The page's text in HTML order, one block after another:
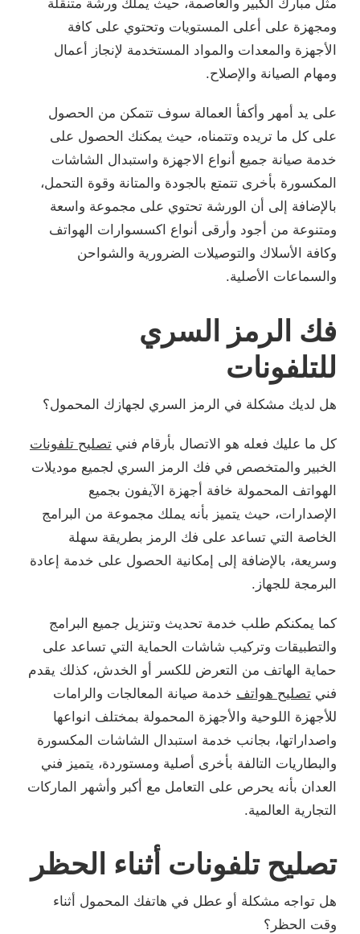
مثل مبارك الكبير والعاصمة، حيث يملك ورشة متنقلة
ومجهزة على أعلى المستويات وتحتوي على كافة
الأجهزة والمعدات والمواد المستخدمة لإنجاز أعمال
ومهام الصيانة والإصلاح.
على يد أمهر وأكفأ العمالة سوف تتمكن من الحصول
على كل ما تريده وتتمناه، حيث يمكنك الحصول على
خدمة صيانة جميع أنواع الاجهزة واستبدال الشاشات
المكسورة بأخرى تتمتع بالجودة والمتانة وقوة التحمل،
بالإضافة إلى أن الورشة تحتوي على مجموعة واسعة
ومتنوعة من أجود وأرقى أنواع اكسسوارات الهواتف
وكافة الأسلاك والتوصيلات الضرورية والشواحن
والسماعات الأصلية.
فك الرمز السري
للتلفونات
هل لديك مشكلة في الرمز السري لجهازك المحمول؟
كل ما عليك فعله هو الاتصال بأرقام فني تصليح تلفونات
الخبير والمتخصص في فك الرمز السري لجميع موديلات
الهواتف المحمولة خافة أجهزة الآيفون بجميع
الإصدارات، حيث يتميز بأنه يملك مجموعة من البرامج
الخاصة التي تساعد على فك الرمز بطريقة سهلة
وسريعة، بالإضافة إلى إمكانية الحصول على خدمة إعادة
البرمجة للجهاز.
كما يمكنكم طلب خدمة تحديث وتنزيل جميع البرامج
والتطبيقات وتركيب شاشات الحماية التي تساعد على
حماية الهاتف من التعرض للكسر أو الخدش، كذلك يقدم
فني تصليح هواتف خدمة صيانة المعالجات والرامات
للأجهزة اللوحية والأجهزة المحمولة بمختلف انواعها
واصداراتها، بجانب خدمة استبدال الشاشات المكسورة
والبطاريات التالفة بأخرى أصلية ومستوردة، يتميز فني
العدان بأنه يحرص على التعامل مع أكبر وأشهر الماركات
التجارية العالمية.
تصليح تلفونات أثناء الحظر
هل تواجه مشكلة أو عطل في هاتفك المحمول أثناء
وقت الحظر؟